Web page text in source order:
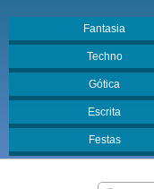
Fantasia
Techno
Gótica
Escrita
Festas